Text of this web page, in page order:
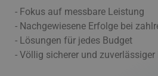
- Fokus auf messbare Leistung
- Nachgewiesene Erfolge bei
- Lösungen für jedes Budget
- Völlig sicherer und